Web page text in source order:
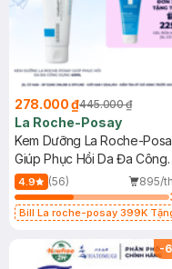
278.000 ₫445.000 ₫
La Roche-Posay
Kem Dưỡng La Roche-
Giúp Phục Hồi Da Đa Công
Dụng 40ml
4.9 (56)
895/
Bill La roche-posay 399K
(SL có hạn)
-